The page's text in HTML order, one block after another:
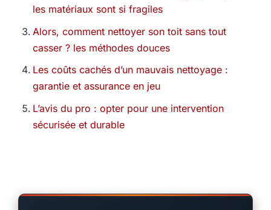
les matériaux sont si fragiles
Alors, comment nettoyer son toit sans tout
casser ? les méthodes douces
Les coûts cachés d’un mauvais nettoyage :
garantie et assurance en jeu
L’avis du pro : opter pour une intervention
sécurisée et durable